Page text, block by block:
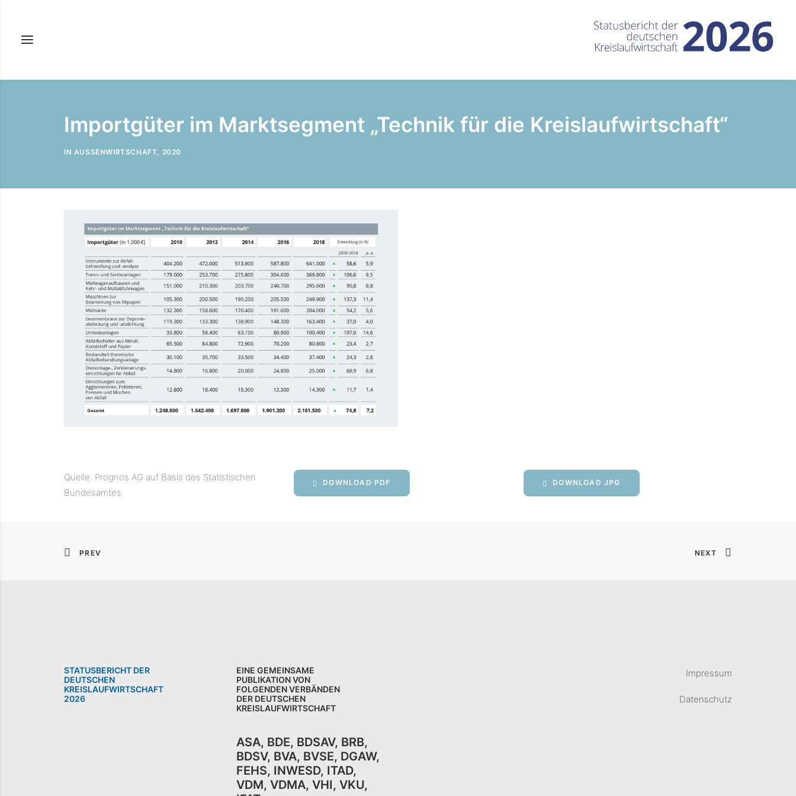
Importgüter im Marktsegment „Technik für die Kreislaufwirtschaft“
IN AUSSENWIRTSCHAFT , 2020
Quelle: Prognos AG auf Basis des Statistischen
Bundesamtes
DOWNLOAD PDF DOWNLOAD JPG
PREV NEXT
STATUSBERICHT DER
DEUTSCHEN
KREISLAUFWIRTSCHAFT
2026
EINE GEMEINSAME
PUBLIKATION VON
FOLGENDEN VERBÄNDEN
DER DEUTSCHEN
KREISLAUFWIRTSCHAFT
ASA, BDE, BDSAV, BRB,
BDSV, BVA, BVSE, DGAW,
FEHS, INWESD, ITAD,
VDM, VDMA, VHI, VKU,
Impressum
Datenschutz